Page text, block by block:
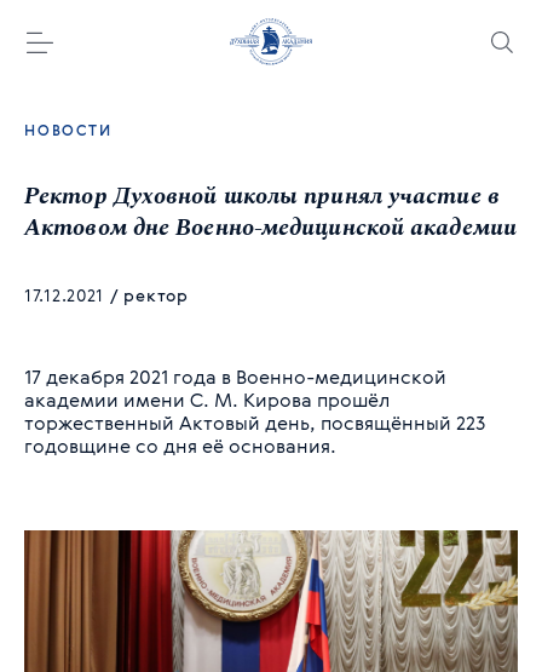
НОВОСТИ
Ректор Духовной школы принял участие в
Актовом дне Военно-медицинской академии
17.12.2021 / ректор
17 декабря 2021 года в Военно-медицинской
академии имени С. М. Кирова прошёл
торжественный Актовый день, посвящённый 223
годовщине со дня её основания.